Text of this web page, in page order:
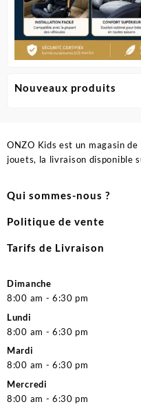
Nouveaux produits
ONZO Kids est un magasin
jouets, la livraison disponible
Qui sommes-nous ?
Politique de vente
Tarifs de Livraison
Dimanche
8:00 am - 6:30 pm
Lundi
8:00 am - 6:30 pm
Mardi
8:00 am - 6:30 pm
Mercredi
8:00 am - 6:30 pm